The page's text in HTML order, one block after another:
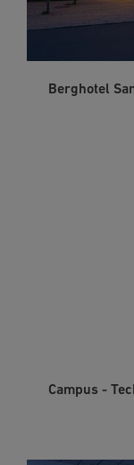
Berghotel
Campus -